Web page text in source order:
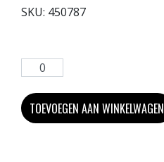
SKU: 450787
TOEVOEGEN AAN WINKELWAGEN